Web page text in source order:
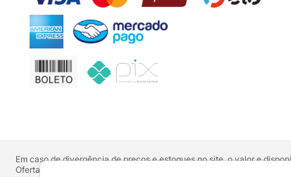
Em caso de divergência de preços e estoques no site, o valor e
Ofertas válidas até o término de nossos estoques. Para compras